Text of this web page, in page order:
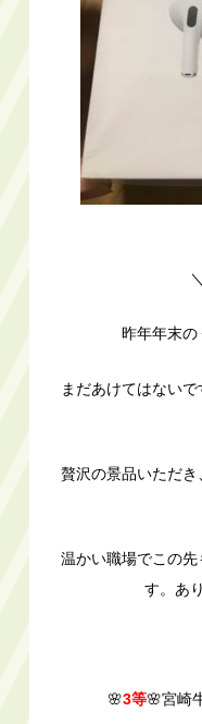
昨年年末の
まだあけてはない
贅沢の景品いただ
温かい職場でこの
す。あ
🌸3等🌸宮崎